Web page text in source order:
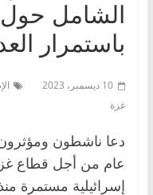
الشامل حول
باستمرار
10 ديسمبر، 2023
غزة
دعا ناشطون
عام من أجل قطاع
إسرائيلية مستمرة